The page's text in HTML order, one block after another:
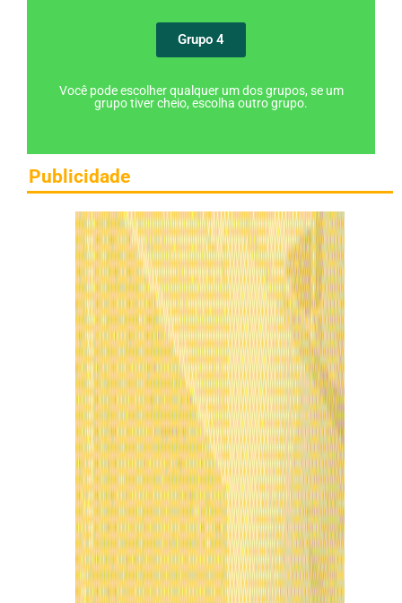
Grupo 4
Você pode escolher qualquer um dos grupos, se um
grupo tiver cheio, escolha outro grupo.
Publicidade